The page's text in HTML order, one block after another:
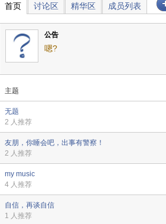
首页 讨论区 精华区 成员列表
公告
嗯?
主题
无题
2 人推荐
友朋，你睡会吧，出事有警察！
2 人推荐
my music
4 人推荐
自信，再谈自信
1 人推荐